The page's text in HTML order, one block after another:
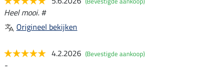
Heel mooi. #
Origineel bekijken
4.2.2026 (Bevestigde aankoop)
-